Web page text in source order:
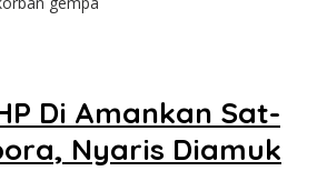
Di Amankan Sat-
Nyaris Diamuk